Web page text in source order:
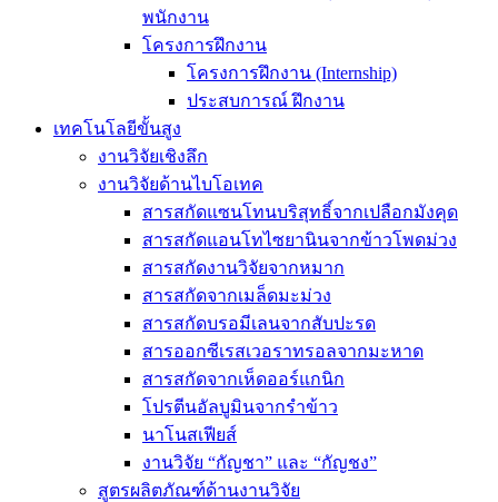
พนักงาน
โครงการฝึกงาน
โครงการฝึกงาน (Internship)
ประสบการณ์ ฝึกงาน
เทคโนโลยีขั้นสูง
งานวิจัยเชิงลึก
งานวิจัยด้านไบโอเทค
สารสกัดแซนโทนบริสุทธิ์จากเปลือกมังคุด
สารสกัดแอนโทไซยานินจากข้าวโพดม่วง
สารสกัดงานวิจัยจากหมาก
สารสกัดจากเมล็ดมะม่วง
สารสกัดบรอมีเลนจากสับปะรด
สารออกซีเรสเวอราทรอลจากมะหาด
สารสกัดจากเห็ดออร์แกนิก
โปรตีนอัลบูมินจากรำข้าว
นาโนสเฟียส์
งานวิจัย “กัญชา” และ “กัญชง”
สูตรผลิตภัณฑ์ด้านงานวิจัย